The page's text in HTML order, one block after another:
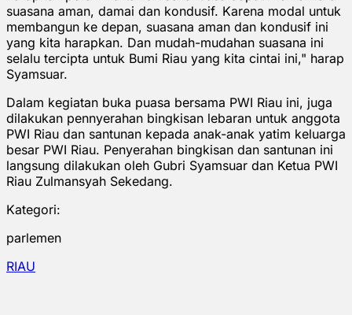
suasana aman, damai dan kondusif. Karena modal untuk
membangun ke depan, suasana aman dan kondusif ini
yang kita harapkan. Dan mudah-mudahan suasana ini
selalu tercipta untuk Bumi Riau yang kita cintai ini," harap
Syamsuar.
Dalam kegiatan buka puasa bersama PWI Riau ini, juga
dilakukan pennyerahan bingkisan lebaran untuk anggota
PWI Riau dan santunan kepada anak-anak yatim keluarga
besar PWI Riau. Penyerahan bingkisan dan santunan ini
langsung dilakukan oleh Gubri Syamsuar dan Ketua PWI
Riau Zulmansyah Sekedang.
Kategori:
parlemen
RIAU